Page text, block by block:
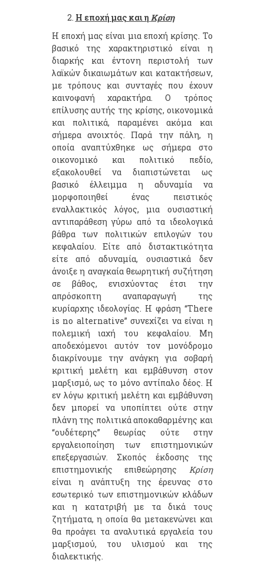
Η εποχή μας και η Κρίση
Η εποχή μας είναι μια εποχή κρίσης. Το
βασικό της χαρακτηριστικό είναι η
διαρκής και έντονη περιστολή των
λαϊκών δικαιωμάτων και κατακτήσεων,
με τρόπους και συνταγές που έχουν
καινοφανή χαρακτήρα. Ο τρόπος
επίλυσης αυτής της κρίσης, οικονομικά
και πολιτικά, παραμένει ακόμα και
σήμερα ανοιχτός. Παρά την πάλη, η
οποία αναπτύχθηκε ως σήμερα στο
οικονομικό και πολιτικό πεδίο,
εξακολουθεί να διαπιστώνεται ως
βασικό έλλειμμα η αδυναμία να
μορφοποιηθεί ένας πειστικός
εναλλακτικός λόγος, μια ουσιαστική
αντιπαράθεση γύρω από τα ιδεολογικά
βάθρα των πολιτικών επιλογών του
κεφαλαίου. Είτε από διστακτικότητα
είτε από αδυναμία, ουσιαστικά δεν
άνοιξε η αναγκαία θεωρητική συζήτηση
σε βάθος, ενισχύοντας έτσι την
απρόσκοπτη αναπαραγωγή της
κυρίαρχης ιδεολογίας. Η φράση “There
is no alternative” συνεχίζει να είναι η
πολεμική ιαχή του κεφαλαίου. Μη
αποδεχόμενοι αυτόν τον μονόδρομο
διακρίνουμε την ανάγκη για σοβαρή
κριτική μελέτη και εμβάθυνση στον
μαρξισμό, ως το μόνο αντίπαλο δέος. Η
εν λόγω κριτική μελέτη και εμβάθυνση
δεν μπορεί να υποπίπτει ούτε στην
πλάνη της πολιτικά αποκαθαρμένης και
“ουδέτερης” θεωρίας ούτε στην
εργαλειοποίηση των επιστημονικών
επεξεργασιών. Σκοπός έκδοσης της
επιστημονικής επιθεώρησης Κρίση
είναι η ανάπτυξη της έρευνας στο
εσωτερικό των επιστημονικών κλάδων
και η κατατριβή με τα δικά τους
ζητήματα, η οποία θα μετακενώνει και
θα προάγει τα αναλυτικά εργαλεία του
μαρξισμού, του υλισμού και της
διαλεκτικής.